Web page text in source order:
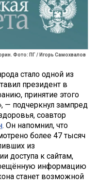
Фото: ПГ / Игорь Самохвалов
стало одной из
президент в
принятие этого
— подчеркнул зампред
соавтор
. Он напомнил, что
более 47 тысяч
из
доступа к сайтам,
информацию
станет возможной